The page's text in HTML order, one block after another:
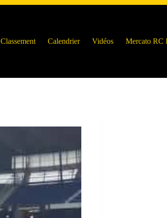
Classement Calendrier Vidéos Mercato RC